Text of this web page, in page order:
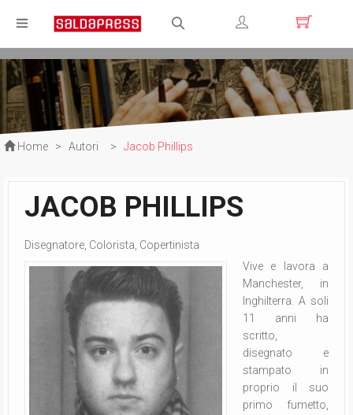
Registrati
Login
Home > Autori > Jacob Phillips
JACOB PHILLIPS
Disegnatore, Colorista, Copertinista
Vive e lavora a
Manchester, in
Inghilterra. A soli
11 anni ha
scritto,
disegnato e
stampato in
proprio il suo
primo fumetto,